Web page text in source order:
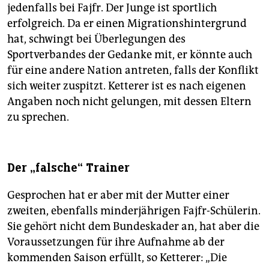
jedenfalls bei Fajfr. Der Junge ist sportlich
erfolgreich. Da er einen Migrationshintergrund
hat, schwingt bei Überlegungen des
Sportverbandes der Gedanke mit, er könnte auch
für eine andere Nation antreten, falls der Konflikt
sich weiter zuspitzt. Ketterer ist es nach eigenen
Angaben noch nicht gelungen, mit dessen Eltern
zu sprechen.
Der „falsche“ Trainer
Gesprochen hat er aber mit der Mutter einer
zweiten, ebenfalls minderjährigen Fajfr-Schülerin.
Sie gehört nicht dem Bundeskader an, hat aber die
Voraussetzungen für ihre Aufnahme ab der
kommenden Saison erfüllt, so Ketterer: „Die